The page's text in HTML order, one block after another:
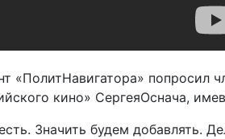
«ПолитНавигатора»
кино» СергеяОснача,
Значить будем